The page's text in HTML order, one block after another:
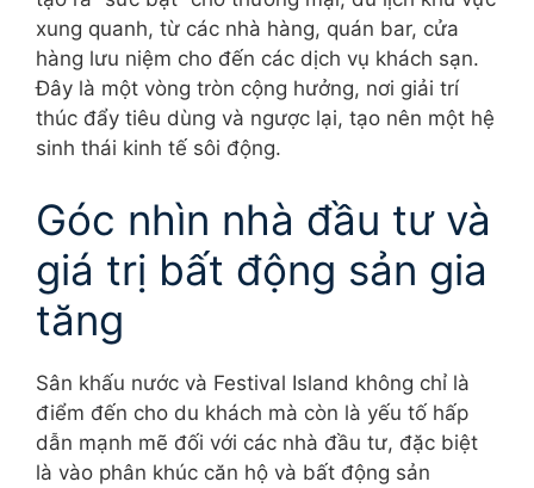
xung quanh, từ các nhà hàng, quán bar, cửa
hàng lưu niệm cho đến các dịch vụ khách sạn.
Đây là một vòng tròn cộng hưởng, nơi giải trí
thúc đẩy tiêu dùng và ngược lại, tạo nên một hệ
sinh thái kinh tế sôi động.
Góc nhìn nhà đầu tư và
giá trị bất động sản gia
tăng
Sân khấu nước và Festival Island không chỉ là
điểm đến cho du khách mà còn là yếu tố hấp
dẫn mạnh mẽ đối với các nhà đầu tư, đặc biệt
là vào phân khúc căn hộ và bất động sản